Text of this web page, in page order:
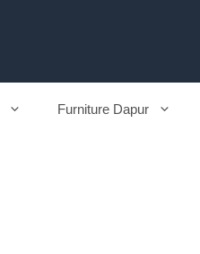
Furniture Dapur